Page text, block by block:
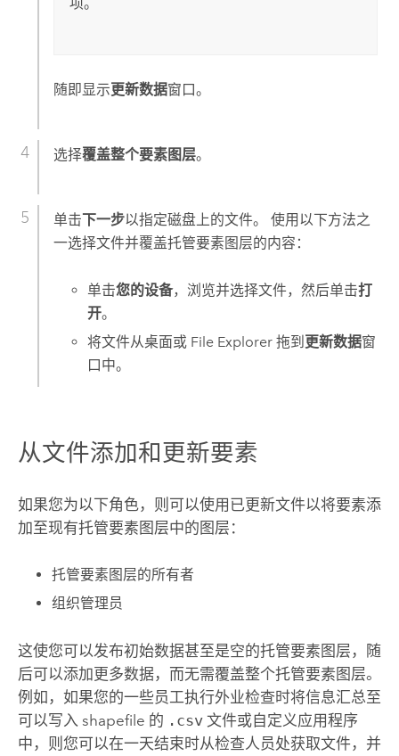
随即显示更新数据窗口。
选择覆盖整个要素图层。
单击下一步以指定磁盘上的文件。 使用以下方法之
一选择文件并覆盖托管要素图层的内容：
单击您的设备，浏览并选择文件，然后单击打
开。
将文件从桌面或 File Explorer 拖到 更新数据窗
口中。
从文件添加和更新要素
如果您为以下角色，则可以使用已更新文件以将要素添
加至现有托管要素图层中的图层：
托管要素图层的所有者
组织管理员
这使您可以发布初始数据甚至是空的托管要素图层，随
后可以添加更多数据，而无需覆盖整个托管要素图层。
例如，如果您的一些员工执行外业检查时将信息汇总至
可以写入 shapefile 的 .csv文件或自定义应用程序
中，则您可以在一天结束时从检查人员处获取文件，并